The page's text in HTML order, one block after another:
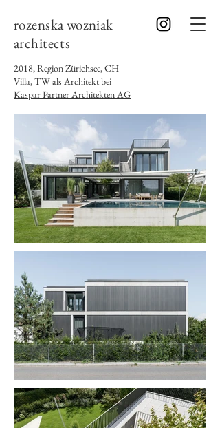
rozenska wozniak
architects
2018, Region Zürichsee, CH
Villa, TW als Architekt bei
Kaspar Partner Architekten AG